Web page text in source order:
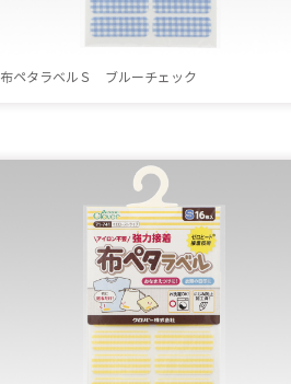
布ペタラベルＳ ブルーチェック